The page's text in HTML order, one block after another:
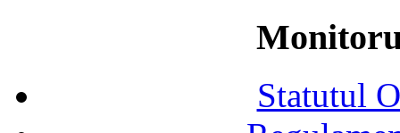
Statutul